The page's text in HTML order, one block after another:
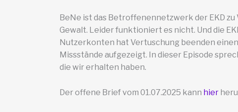
BeNe ist das Betroffenennetzwerk der EKD
Gewalt. Leider funktioniert es nicht. Und die
Nutzerkonten hat Vertuschung beenden
Missstände aufgezeigt. In dieser Episode
die wir erhalten haben.
Der offene Brief vom 01.07.2025 kann hier